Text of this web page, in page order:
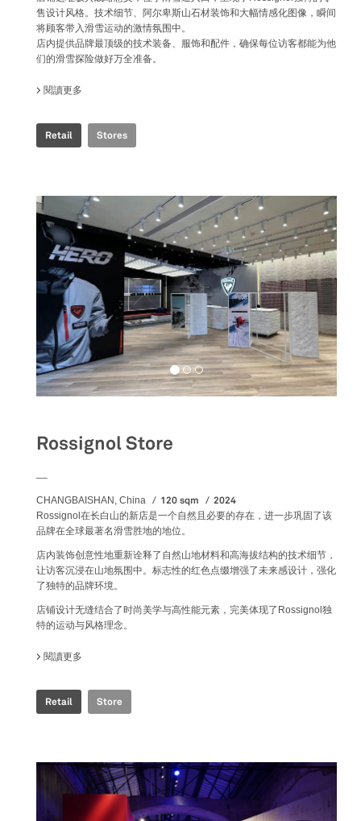
售设计风格。技术细节、阿尔卑斯山石材装饰和大幅情感化图像，瞬间
将顾客带入滑雪运动的激情氛围中。
店内提供品牌最顶级的技术装备、服饰和配件，确保每位访客都能为他
们的滑雪探险做好万全准备。
閱讀更多
Retail Stores
Rossignol Store
CHANGBAISHAN, China 120 sqm 2024
Rossignol在长白山的新店是一个自然且必要的存在，进一步巩固了该
品牌在全球最著名滑雪胜地的地位。
店内装饰创意性地重新诠释了自然山地材料和高海拔结构的技术细节，
让访客沉浸在山地氛围中。标志性的红色点缀增强了未来感设计，强化
了独特的品牌环境。
店铺设计无缝结合了时尚美学与高性能元素，完美体现了Rossignol独
特的运动与风格理念。
閱讀更多
Retail Store